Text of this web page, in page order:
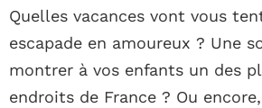
Quelles vacances vont vous
escapade en amoureux ? Une
montrer à vos enfants un des
endroits de France ? Ou